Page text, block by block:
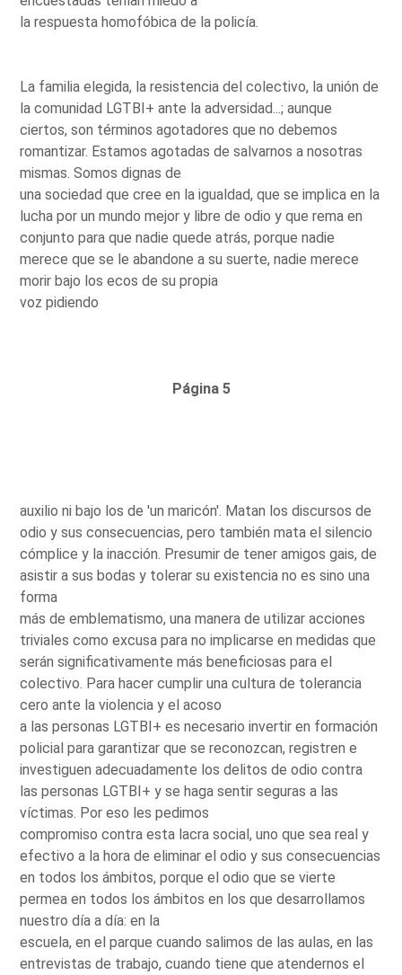
la respuesta homofóbica de la policía.
La familia elegida, la resistencia del colectivo, la unión de
la comunidad LGTBI+ ante la adversidad...; aunque
ciertos, son términos agotadores que no debemos
romantizar. Estamos agotadas de salvarnos a nosotras
mismas. Somos dignas de
una sociedad que cree en la igualdad, que se implica en la
lucha por un mundo mejor y libre de odio y que rema en
conjunto para que nadie quede atrás, porque nadie
merece que se le abandone a su suerte, nadie merece
morir bajo los ecos de su propia
voz pidiendo
Página 5
auxilio ni bajo los de 'un maricón'. Matan los discursos de
odio y sus consecuencias, pero también mata el silencio
cómplice y la inacción. Presumir de tener amigos gais, de
asistir a sus bodas y tolerar su existencia no es sino una
forma
más de emblematismo, una manera de utilizar acciones
triviales como excusa para no implicarse en medidas que
serán significativamente más beneficiosas para el
colectivo. Para hacer cumplir una cultura de tolerancia
cero ante la violencia y el acoso
a las personas LGTBI+ es necesario invertir en formación
policial para garantizar que se reconozcan, registren e
investiguen adecuadamente los delitos de odio contra
las personas LGTBI+ y se haga sentir seguras a las
víctimas. Por eso les pedimos
compromiso contra esta lacra social, uno que sea real y
efectivo a la hora de eliminar el odio y sus consecuencias
en todos los ámbitos, porque el odio que se vierte
permea en todos los ámbitos en los que desarrollamos
nuestro día a día: en la
escuela, en el parque cuando salimos de las aulas, en las
entrevistas de trabajo, cuando tiene que atendernos el